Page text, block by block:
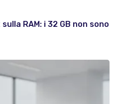
RAM: i 32 GB non sono